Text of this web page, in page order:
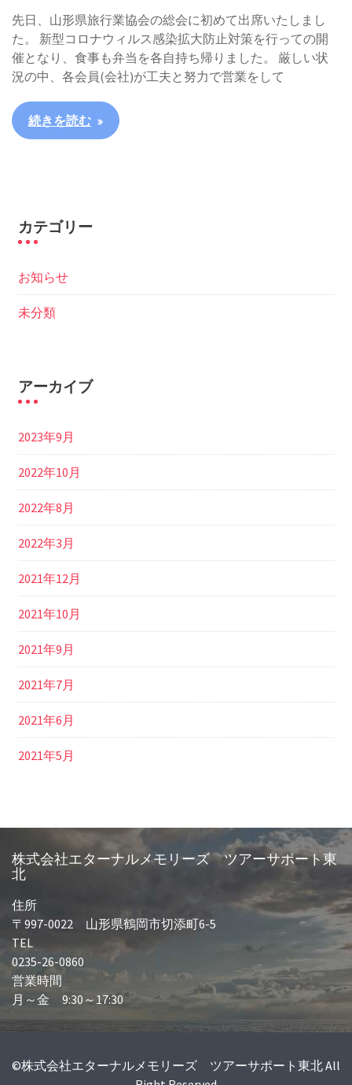
先日、山形県旅行業協会の総会に初めて出席いたしまし
た。 新型コロナウィルス感染拡大防止対策を行っての開
催となり、食事も弁当を各自持ち帰りました。 厳しい状
況の中、各会員(会社)が工夫と努力で営業をして
続きを読む
カテゴリー
お知らせ
未分類
アーカイブ
2023年9月
2022年10月
2022年8月
2022年3月
2021年12月
2021年10月
2021年9月
2021年7月
2021年6月
2021年5月
株式会社エターナルメモリーズ ツアーサポート東
北
住所
〒997-0022 山形県鶴岡市切添町6-5
TEL
0235-26-0860
営業時間
月～金 9:30～17:30
©株式会社エターナルメモリーズ ツアーサポート東北 All